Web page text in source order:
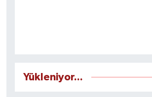
Yükleniyor...